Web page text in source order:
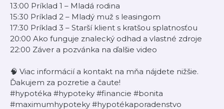
13:00 Príklad 1 – Mladá rodina
15:30 Príklad 2 – Mladý muž s leasingom
17:30 Príklad 3 – Starší klient s kratšou splatnosťou
20:00 Ako funguje znalecký odhad a vlastné zdroje
22:00 Záver a pozvánka na ďalšie video
🧠 Viac informácií a kontakt na mňa nájdete nižšie.
Ďakujem za pozretie a čaute!
#hypotéka #hypoteky #financie #bonita
#maximumhypoteky #hypotékaporadenstvo